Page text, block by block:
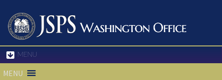
MENU
MENU